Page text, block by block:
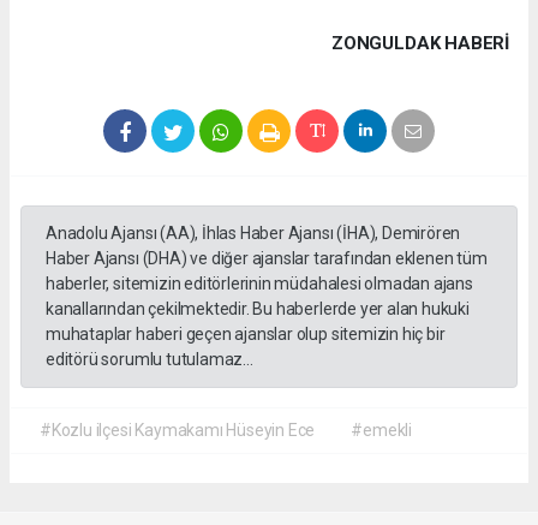
ZONGULDAK HABERİ
Anadolu Ajansı (AA), İhlas Haber Ajansı (İHA), Demirören
Haber Ajansı (DHA) ve diğer ajanslar tarafından eklenen tüm
haberler, sitemizin editörlerinin müdahalesi olmadan ajans
kanallarından çekilmektedir. Bu haberlerde yer alan hukuki
muhataplar haberi geçen ajanslar olup sitemizin hiç bir
editörü sorumlu tutulamaz...
#Kozlu ilçesi Kaymakamı Hüseyin Ece #emekli